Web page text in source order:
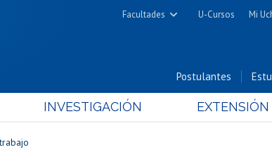
Facultades
Cs. Físicas y Matemáticas
Cs. Químicas y Farmacéuticas
U-Cursos Mi
Postulantes
INVESTIGACIÓN EXTENSIÓN